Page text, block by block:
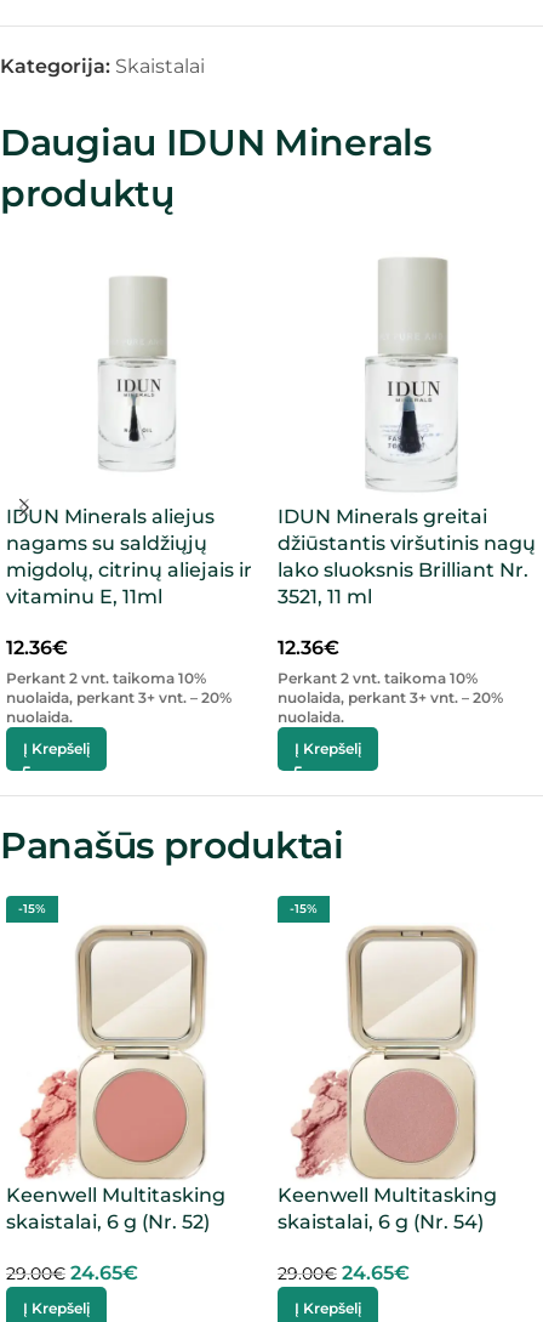
Kategorija: Skaistalai
Daugiau IDUN Minerals
produktų
IDUN Minerals aliejus
nagams su saldžiųjų
migdolų, citrinų aliejais ir
vitaminu E, 11ml
12.36€
Perkant 2 vnt. taikoma 10%
nuolaida, perkant 3+ vnt. – 20%
nuolaida.
Į Krepšelį
IDUN Minerals greitai
džiūstantis viršutinis nagų
lako sluoksnis Brilliant Nr.
3521, 11 ml
12.36€
Perkant 2 vnt. taikoma 10%
nuolaida, perkant 3+ vnt. – 20%
nuolaida.
Į Krepšelį
Panašūs produktai
-15%
Keenwell Multitasking
skaistalai, 6 g (Nr. 52)
29.00€ 24.65€
Į Krepšelį
-15%
Keenwell Multitasking
skaistalai, 6 g (Nr. 54)
29.00€ 24.65€
Į Krepšelį